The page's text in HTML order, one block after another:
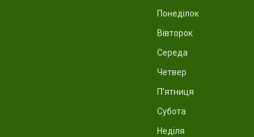
Понеділок
Вівторок
Середа
Четвер
Пʼятниця
Субота
Неділя